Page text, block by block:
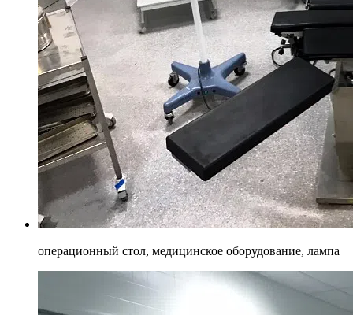
операционный стол, медицинское оборудование, лампа